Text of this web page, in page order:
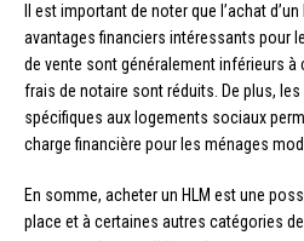
Il est important de noter que l’achat
avantages financiers intéressants pour
de vente sont généralement inférieurs à
frais de notaire sont réduits. De plus,
spécifiques aux logements sociaux
charge financière pour les ménages
En somme, acheter un HLM est une
place et à certaines autres catégories